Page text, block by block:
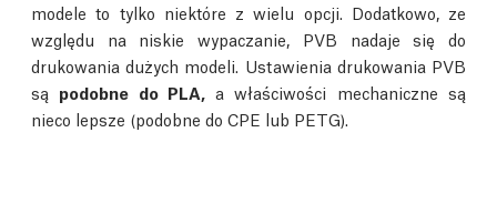
modele to tylko niektóre z wielu opcji. Dodatkowo, ze
względu na niskie wypaczanie, PVB nadaje się do
drukowania dużych modeli. Ustawienia drukowania PVB
są podobne do PLA,a właściwości mechaniczne są
nieco lepsze (podobne do CPE lub PETG).